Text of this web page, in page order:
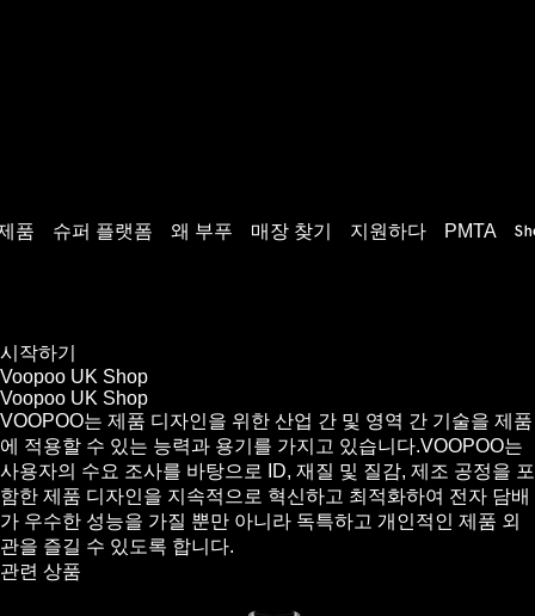
품 슈퍼 플랫폼 왜 부푸 매장 찾기 지원하다 PMTA
시작하기
Voopoo UK Shop
Voopoo UK Shop
VOOPOO는 제품 디자인을 위한 산업 간 및 영역 간 기술을 제품
에 적용할 수 있는 능력과 용기를 가지고 있습니다.VOOPOO는
사용자의 수요 조사를 바탕으로 ID, 재질 및 질감, 제조 공정을 포
함한 제품 디자인을 지속적으로 혁신하고 최적화하여 전자 담배
가 우수한 성능을 가질 뿐만 아니라 독특하고 개인적인 제품 외
관을 즐길 수 있도록 합니다.
관련 상품